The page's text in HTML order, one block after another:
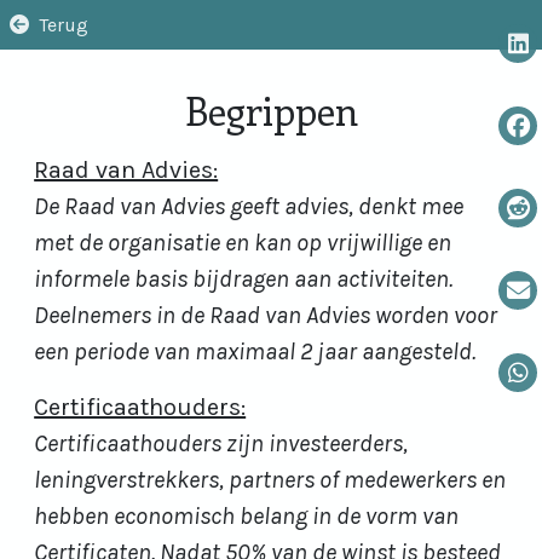
Terug
Begrippen
Raad van Advies:
De Raad van Advies geeft advies, denkt mee
met de organisatie en kan op vrijwillige en
informele basis bijdragen aan activiteiten.
Deelnemers in de Raad van Advies worden voor
een periode van maximaal 2 jaar aangesteld.
Certificaathouders:
Certificaathouders zijn investeerders,
leningverstrekkers, partners of medewerkers en
hebben economisch belang in de vorm van
Certificaten. Nadat 50% van de winst is besteed